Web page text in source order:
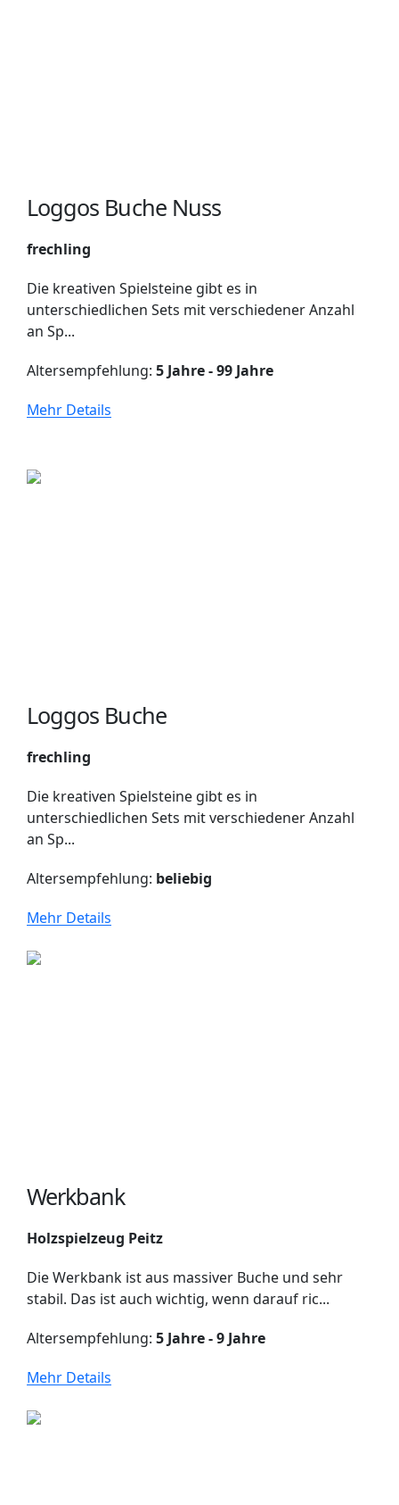
Loggos Buche Nuss
frechling
Die kreativen Spielsteine gibt es in
unterschiedlichen Sets mit verschiedener Anzahl
an Sp...
Altersempfehlung: 5 Jahre - 99 Jahre
Mehr Details
Loggos Buche
frechling
Die kreativen Spielsteine gibt es in
unterschiedlichen Sets mit verschiedener Anzahl
an Sp...
Altersempfehlung: beliebig
Mehr Details
Werkbank
Holzspielzeug Peitz
Die Werkbank ist aus massiver Buche und sehr
stabil. Das ist auch wichtig, wenn darauf ric...
Altersempfehlung: 5 Jahre - 9 Jahre
Mehr Details